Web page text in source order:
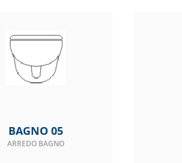
BAGNO 05
ARREDO BAGNO